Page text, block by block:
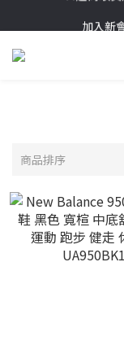
🚚超商取
商品排序